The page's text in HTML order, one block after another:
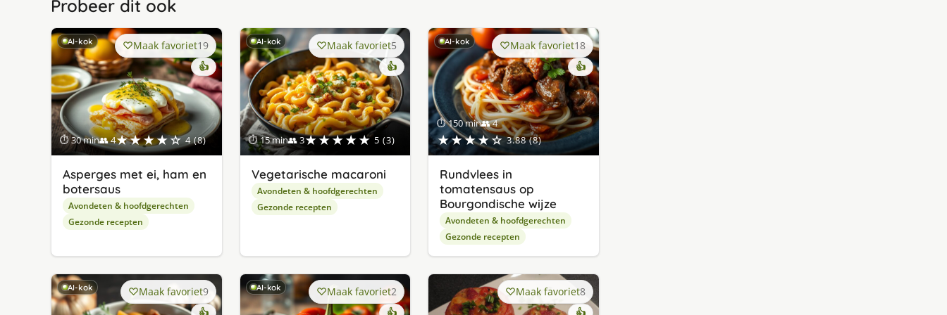
Probeer dit ook
AI-kok
⏱ 30 min👥 4★★★★☆ 4 (8)
Maak favoriet19
👍
Asperges met ei, ham en
botersaus
Avondeten & hoofdgerechten
Gezonde recepten
AI-kok
⏱ 15 min👥 3★★★★★ 5 (3)
Maak favoriet5
👍
Vegetarische macaroni
Avondeten & hoofdgerechten
Gezonde recepten
AI-kok
⏱ 150 min👥 4
★★★★☆ 3.88 (8)
Maak favoriet18
👍
Rundvlees in
tomatensaus op
Bourgondische wijze
Avondeten & hoofdgerechten
Gezonde recepten
AI-kok Maak favoriet9 AI-kok Maak favoriet2 Maak favoriet8